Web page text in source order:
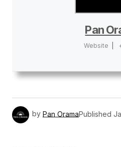
Pan
Website
by Pan OramaPublished